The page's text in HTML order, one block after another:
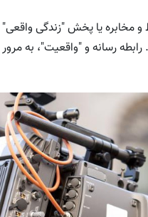
مخابره یا پخش "زندگی
رسانه و "واقعیت"، به
اگر یک‌بار